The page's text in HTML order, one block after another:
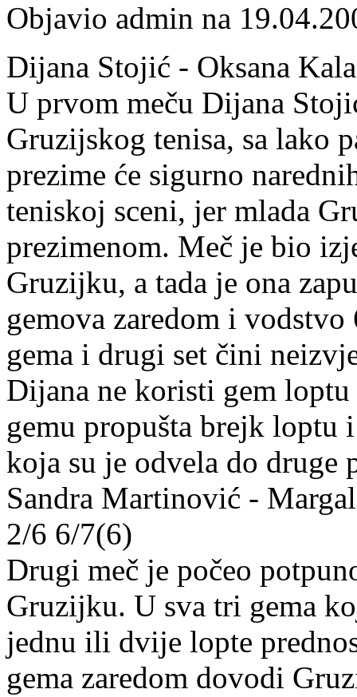
Objavio admin na
Dijana Stojić - Oksana
U prvom meču Dijana
Gruzijskog tenisa, sa lako
prezime će sigurno
teniskoj sceni, jer mlada
prezimenom. Meč je bio
Gruzijku, a tada je ona
gemova zaredom i
gema i drugi set čini
Dijana ne koristi gem loptu
gemu propušta brejk loptu
koja su je odvela do druge
Sandra Martinović -
2/6 6/7(6)
Drugi meč je počeo
Gruzijku. U sva tri gema
jednu ili dvije lopte
gema zaredom dovodi